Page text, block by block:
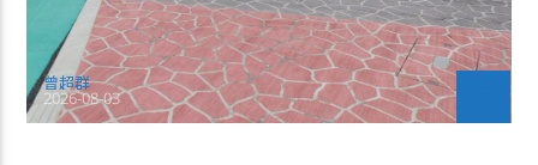
曾超群
2026-08-03